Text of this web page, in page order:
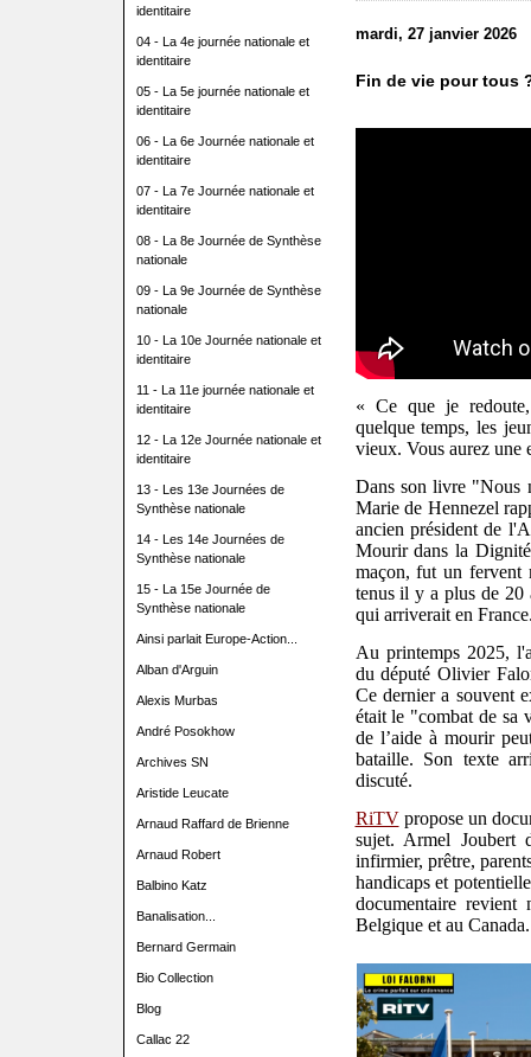
identitaire
04 - La 4e journée nationale et
identitaire
05 - La 5e journée nationale et
identitaire
06 - La 6e Journée nationale et
identitaire
07 - La 7e Journée nationale et
identitaire
08 - La 8e Journée de Synthèse
nationale
09 - La 9e Journée de Synthèse
nationale
10 - La 10e Journée nationale et
identitaire
11 - La 11e journée nationale et
identitaire
12 - La 12e Journée nationale et
identitaire
13 - Les 13e Journées de
Synthèse nationale
14 - Les 14e Journées de
Synthèse nationale
15 - La 15e Journée de
Synthèse nationale
Ainsi parlait Europe-Action...
Alban d'Arguin
Alexis Murbas
André Posokhow
Archives SN
Aristide Leucate
Arnaud Raffard de Brienne
Arnaud Robert
Balbino Katz
Banalisation...
Bernard Germain
Bio Collection
Blog
Callac 22
mardi, 27 janvier 2026
Fin de vie pour tous
« Ce que je
quelque temps, les
vieux. Vous aurez une
Dans son livre "Nous
Marie de Hennezel
ancien président de
Mourir dans la
maçon, fut un fervent
tenus il y a plus de 20
qui arriverait en
Au printemps 2025,
du député Olivier
Ce dernier a souvent
était le "combat de sa
de l’aide à mourir
bataille. Son texte
discuté.
RiTVpropose un
sujet. Armel Joubert
infirmier, prêtre,
handicaps et
documentaire revient
Belgique et au Canada.